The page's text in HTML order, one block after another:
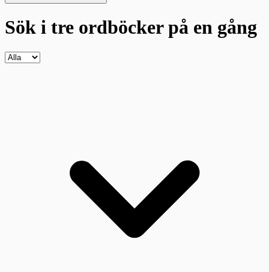
Sök i tre ordböckerpå en gång